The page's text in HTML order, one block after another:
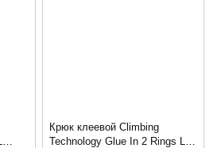
Крюк клеевой Climbing
Technology Glue In 2 Rings L